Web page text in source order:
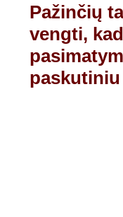
Pažinčių
vengti,
paskutiniu